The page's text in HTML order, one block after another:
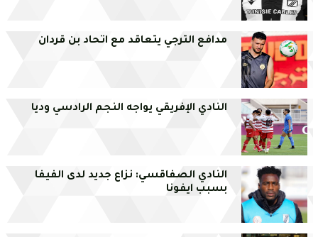
مدافع الترجي يتعاقد مع اتحاد بن قردان
النادي الإفريقي يواجه النجم الرادسي وديا
النادي الصفاقسي: نزاع جديد لدى الفيفا
بسبب ايفونا